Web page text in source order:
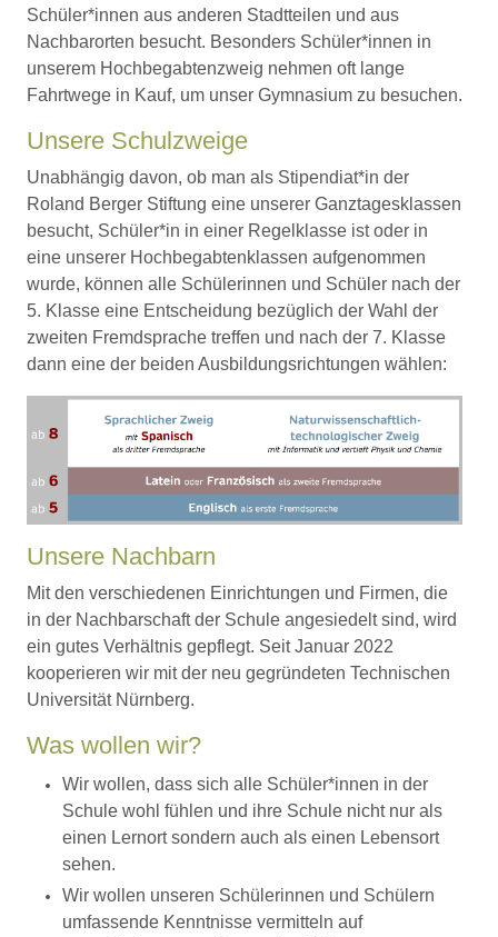
Schüler*innen aus anderen Stadtteilen und aus
Nachbarorten besucht. Besonders Schüler*innen in
unserem Hochbegabtenzweig nehmen oft lange
Fahrtwege in Kauf, um unser Gymnasium zu besuchen.
Unsere Schulzweige
Unabhängig davon, ob man als Stipendiat*in der
Roland Berger Stiftung eine unserer Ganztagesklassen
besucht, Schüler*in in einer Regelklasse ist oder in
eine unserer Hochbegabtenklassen aufgenommen
wurde, können alle Schülerinnen und Schüler nach der
5. Klasse eine Entscheidung bezüglich der Wahl der
zweiten Fremdsprache treffen und nach der 7. Klasse
dann eine der beiden Ausbildungsrichtungen wählen:
Unsere Nachbarn
Mit den verschiedenen Einrichtungen und Firmen, die
in der Nachbarschaft der Schule angesiedelt sind, wird
ein gutes Verhältnis gepflegt. Seit Januar 2022
kooperieren wir mit der neu gegründeten Technischen
Universität Nürnberg.
Was wollen wir?
Wir wollen, dass sich alle Schüler*innen in der
Schule wohl fühlen und ihre Schule nicht nur als
einen Lernort sondern auch als einen Lebensort
sehen.
Wir wollen unseren Schülerinnen und Schülern
umfassende Kenntnisse vermitteln auf